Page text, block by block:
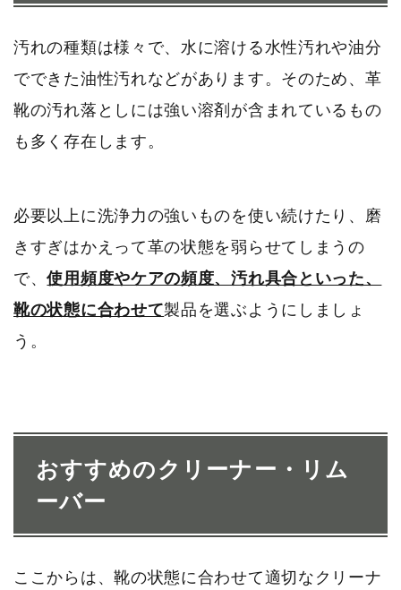
汚れの種類は様々で、水に溶ける水性汚れや油分
でできた油性汚れなどがあります。そのため、革
靴の汚れ落としには強い溶剤が含まれているもの
も多く存在します。
必要以上に洗浄力の強いものを使い続けたり、磨
きすぎはかえって革の状態を弱らせてしまうの
で、使用頻度やケアの頻度、汚れ具合といった、
靴の状態に合わせて製品を選ぶようにしましょ
う。
おすすめのクリーナー・リム
ーバー
ここからは、靴の状態に合わせて適切なクリーナ